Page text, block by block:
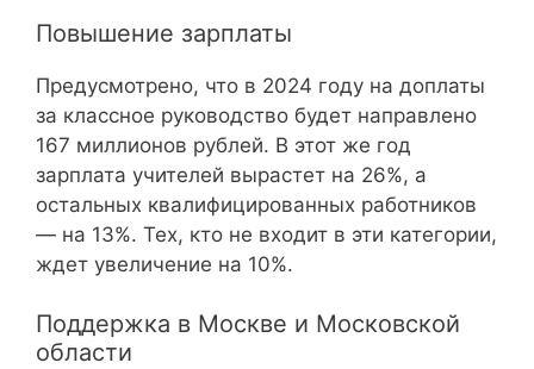
Повышение зарплаты
Предусмотрено, что в 2024 году на доплаты
за классное руководство будет направлено
167 миллионов рублей. В этот же год
зарплата учителей вырастет на 26%, а
остальных квалифицированных работников
— на 13%. Тех, кто не входит в эти категории,
ждет увеличение на 10%.
Поддержка в Москве и Московской
области